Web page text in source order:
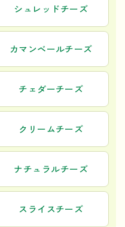
シュレッドチーズ
カマンベールチーズ
チェダーチーズ
クリームチーズ
ナチュラルチーズ
スライスチーズ